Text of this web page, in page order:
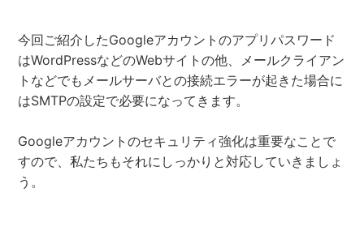
今回ご紹介したGoogleアカウントのアプリパスワード
はWordPressなどのWebサイトの他、メールクライアン
トなどでもメールサーバとの接続エラーが起きた場合に
はSMTPの設定で必要になってきます。
Googleアカウントのセキュリティ強化は重要なことで
すので、私たちもそれにしっかりと対応していきましょ
う。